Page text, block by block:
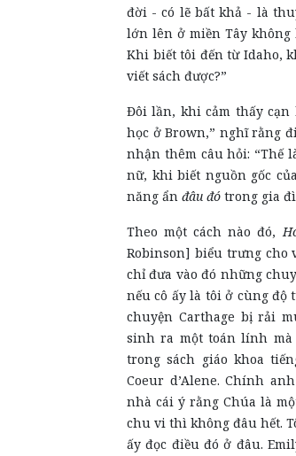
đời - có lẽ bất khả - là
lớn lên ở miền Tây
Khi biết tôi đến từ Idaho,
viết sách được?”
Đôi lần, khi cảm thấy cạn
học ở Brown,” nghĩ rằng
nhận thêm câu hỏi: “Thế
nữ, khi biết nguồn gốc
năng ẩn đâu đó trong gia
Theo một cách nào đó,
Robinson] biểu trưng cho
chỉ đưa vào đó những
nếu cô ấy là tôi ở cùng
chuyện Carthage bị rải
sinh ra một toán lính
trong sách giáo khoa
Coeur d’Alene. Chính
nhà cái ý rằng Chúa là
chu vi thì không đâu hết.
ấy đọc điều đó ở đâu.